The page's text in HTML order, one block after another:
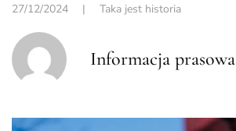
27/12/2024 | Taka jest historia
Informacja prasowa